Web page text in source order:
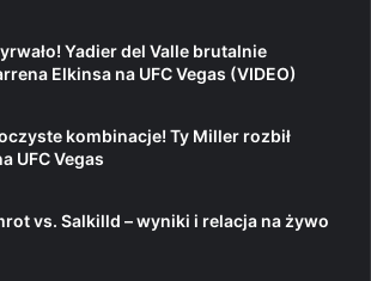
Yadier del Valle brutalnie
Elkinsa na UFC Vegas (VIDEO)
kombinacje! Ty Miller rozbił
UFC Vegas
vs. Salkilld – wyniki i relacja na żywo